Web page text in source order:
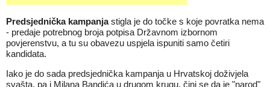
Predsjednička kampanjastigla je do točke s koje povratka nema
- predaje potrebnog broja potpisa Državnom izbornom
povjerenstvu, a tu su obavezu uspjela ispuniti samo četiri
kandidata.
Iako je do sada predsjednička kampanja u Hrvatskoj doživjela
svašta, pa i Milana Bandića u drugom krugu, čini se da je "narod"